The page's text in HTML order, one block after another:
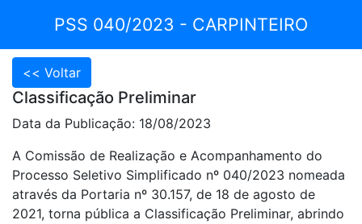
PSS 040/2023 - CARPINTEIRO
Classificação Preliminar
Data da Publicação: 18/08/2023
A Comissão de Realização e Acompanhamento do
Processo Seletivo Simplificado nº 040/2023 nomeada
através da Portaria nº 30.157, de 18 de agosto de
2021, torna pública a Classificação Preliminar, abrindo